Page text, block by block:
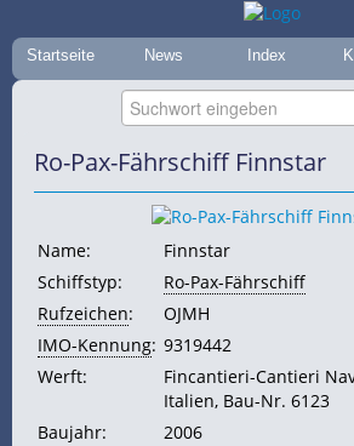
Startseite News Index
Ro-Pax-Fährschiff Finnstar
Name:
Finnstar
Schiffstyp:
Ro-Pax-Fährschiff
Rufzeichen:
OJMH
IMO-Kennung: 9319442
Werft:
Fincantieri-Cantieri
Italien, Bau-Nr. 6123
Baujahr:
2006